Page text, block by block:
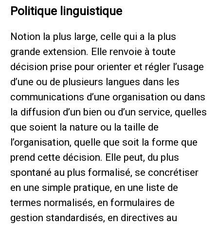
Politique linguistique
Notion la plus large, celle qui a la plus
grande extension. Elle renvoie à toute
décision prise pour orienter et régler l’usage
d’une ou de plusieurs langues dans les
communications d’une organisation ou dans
la diffusion d’un bien ou d’un service, quelles
que soient la nature ou la taille de
l’organisation, quelle que soit la forme que
prend cette décision. Elle peut, du plus
spontané au plus formalisé, se concrétiser
en une simple pratique, en une liste de
termes normalisés, en formulaires de
gestion standardisés, en directives au